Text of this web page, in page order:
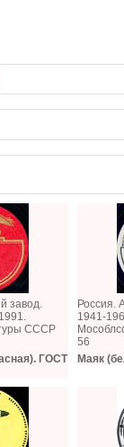
завод.
СССР
ГОСТ
Россия.
1941-
56
Маяк